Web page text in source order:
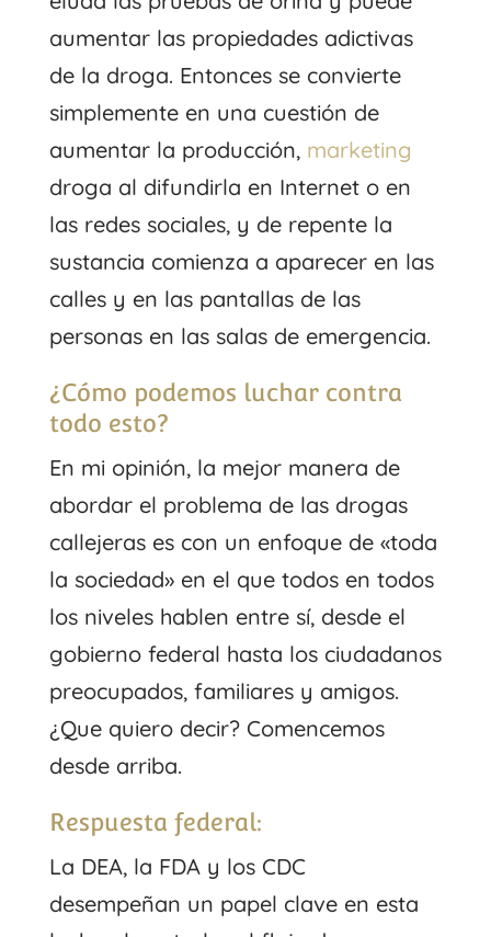
aumentar las propiedades adictivas
de la droga. Entonces se convierte
simplemente en una cuestión de
aumentar la producción, marketing
droga al difundirla en Internet o en
las redes sociales, y de repente la
sustancia comienza a aparecer en las
calles y en las pantallas de las
personas en las salas de emergencia.
¿Cómo podemos luchar contra
todo esto?
En mi opinión, la mejor manera de
abordar el problema de las drogas
callejeras es con un enfoque de «toda
la sociedad» en el que todos en todos
los niveles hablen entre sí, desde el
gobierno federal hasta los ciudadanos
preocupados, familiares y amigos.
¿Que quiero decir? Comencemos
desde arriba.
Respuesta federal:
La DEA, la FDA y los CDC
desempeñan un papel clave en esta